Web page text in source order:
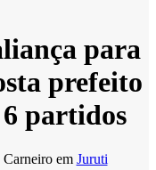
para
prefeito
partidos
Carneiro em Juruti